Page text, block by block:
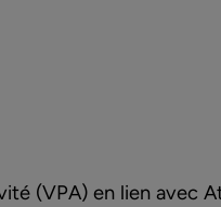
(VPA) en lien avec